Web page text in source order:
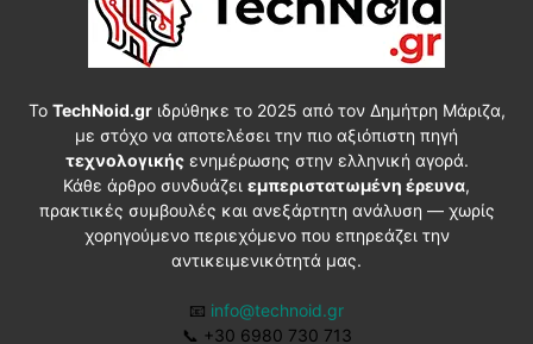
Το TechNoid.grιδρύθηκε το 2025 από τον Δημήτρη Μάριζα,
με στόχο να αποτελέσει την πιο αξιόπιστη πηγή
τεχνολογικήςενημέρωσης στην ελληνική αγορά.
Κάθε άρθρο συνδυάζει εμπεριστατωμένη έρευνα,
πρακτικές συμβουλές και ανεξάρτητη ανάλυση — χωρίς
χορηγούμενο περιεχόμενο που επηρεάζει την
αντικειμενικότητά μας.
📧 info@technoid.gr
📞 +30 6980 730 713